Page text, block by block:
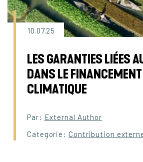
10.07.25
LES GARANTIES LIÉES
DANS LE FINANCEMENT
CLIMATIQUE
Par: External Author
Categorie: Contribution